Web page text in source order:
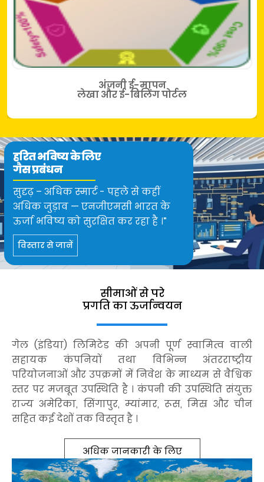
अंजनी ई-मापन
लेखा और ई-बिलिंग पोर्टल
हरित भविष्य के लिए
गैस प्रबंधन
सुदृढ़ – अधिक स्मार्ट - पहले से कहीं
अधिक जुड़ाव — एनजीएमसी भारत के
ऊर्जा भविष्य को सुरक्षित कर रहा है ।”
विस्तार से जानें
सीमाओं से परे
प्रगति का ऊर्जान्‍वयन
गेल (इंडिया) लिमिटेड की अपनी पूर्ण स्वामित्व वाली
सहायक कंपनियों तथा विभिन्न अंतरराष्ट्रीय
परियोजनाओं और उपक्रमों में निवेश के माध्यम से वैश्विक
स्तर पर मजबूत उपस्थिति है । कंपनी की उपस्थिति संयुक्त
राज्य अमेरिका, सिंगापुर, म्यांमार, रूस, मिस्र और चीन
सहित कई देशों तक विस्तृत है ।
अधिक जानकारी के लिए